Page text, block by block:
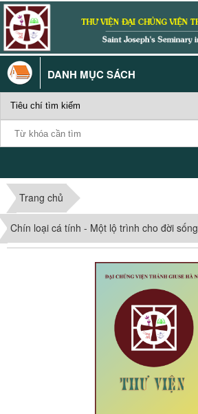
DANH MỤC SÁCH
Trang chủ
Chín loại cá tính - Một lộ trình cho đời